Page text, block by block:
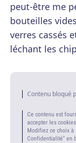
peut-être me
bouteilles
verres cassés
léchant les
Contenu bloqué
Ce contenu est
accepter les
Modifiez ce choix
Confidentialité" en